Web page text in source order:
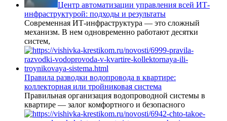
Центр автоматизации управления всей ИТ-
инфраструктурой: подходы и результаты
Современная ИТ-инфраструктура — это сложный
механизм. В нем одновременно работают десятки
систем,
Правила разводки водопровода в квартире:
коллекторная или тройниковая система
Правильная организация водопроводной системы в
квартире — залог комфортного и безопасного